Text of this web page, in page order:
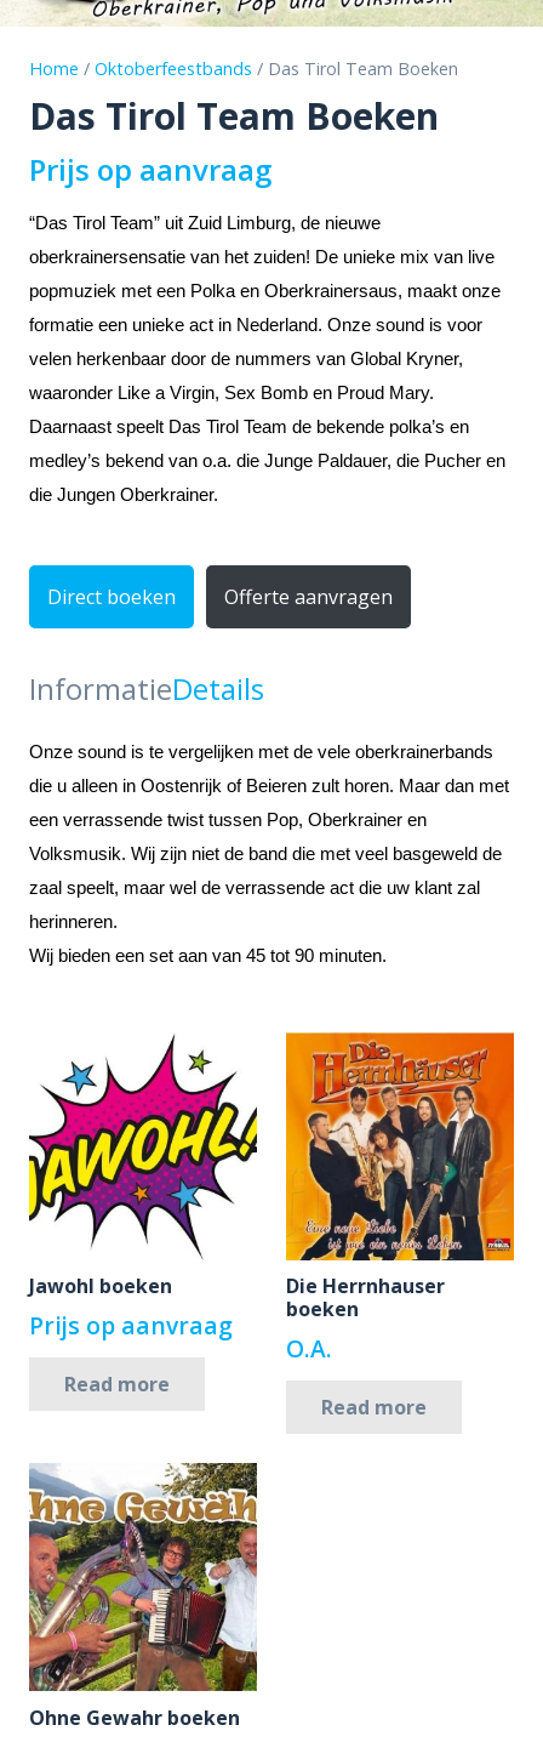
Home / Oktoberfeestbands / Das Tirol Team Boeken
Das Tirol Team Boeken
Prijs op aanvraag
“Das Tirol Team” uit Zuid Limburg, de nieuwe
oberkrainersensatie van het zuiden! De unieke mix van live
popmuziek met een Polka en Oberkrainersaus, maakt onze
formatie een unieke act in Nederland. Onze sound is voor
velen herkenbaar door de nummers van Global Kryner,
waaronder Like a Virgin, Sex Bomb en Proud Mary.
Daarnaast speelt Das Tirol Team de bekende polka’s en
medley’s bekend van o.a. die Junge Paldauer, die Pucher en
die Jungen Oberkrainer.
Direct boeken Offerte aanvragen
InformatieDetails
Onze sound is te vergelijken met de vele oberkrainerbands
die u alleen in Oostenrijk of Beieren zult horen. Maar dan met
een verrassende twist tussen Pop, Oberkrainer en
Volksmusik. Wij zijn niet de band die met veel basgeweld de
zaal speelt, maar wel de verrassende act die uw klant zal
herinneren.
Wij bieden een set aan van 45 tot 90 minuten.
Jawohl boeken
Prijs op aanvraag
Read more
Die Herrnhauser
boeken
O.A.
Read more
Ohne Gewahr boeken